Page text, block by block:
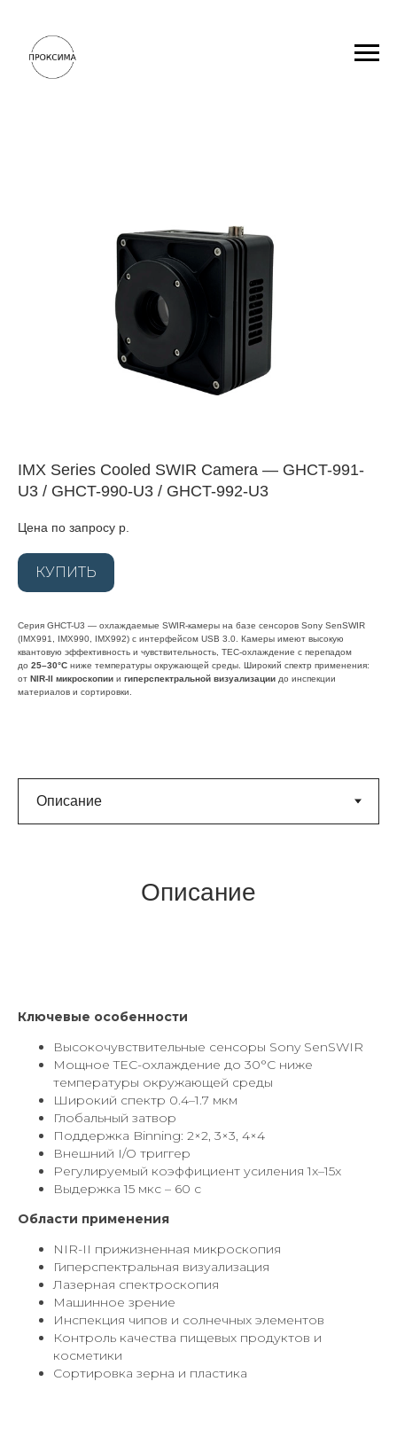
IMX Series Cooled SWIR Camera — GHCT-991-
U3 / GHCT-990-U3 / GHCT-992-U3
Цена по запросу р.
КУПИТЬ
Серия GHCT-U3 — охлаждаемые SWIR-камеры на базе сенсоров Sony SenSWIR
(IMX991, IMX990, IMX992) с интерфейсом USB 3.0. Камеры имеют высокую
квантовую эффективность и чувствительность, TEC-охлаждение с перепадом
до 25–30°C ниже температуры окружающей среды. Широкий спектр применения:
от NIR-II микроскопии и гиперспектральной визуализации до инспекции
материалов и сортировки.
Описание
Ключевые особенности
Высокочувствительные сенсоры Sony SenSWIR
Мощное TEC-охлаждение до 30°C ниже
температуры окружающей среды
Широкий спектр 0.4–1.7 мкм
Глобальный затвор
Поддержка Binning: 2×2, 3×3, 4×4
Внешний I/O триггер
Регулируемый коэффициент усиления 1x–15x
Выдержка 15 мкс – 60 с
Области применения
NIR-II прижизненная микроскопия
Гиперспектральная визуализация
Лазерная спектроскопия
Машинное зрение
Инспекция чипов и солнечных элементов
Контроль качества пищевых продуктов и
косметики
Сортировка зерна и пластика